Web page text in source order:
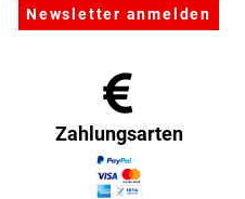
Zahlungsarten